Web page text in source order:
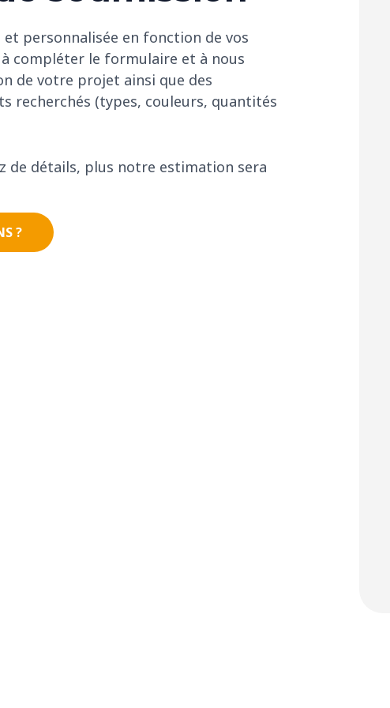
personnalisée en fonction de vos
compléter le formulaire et à nous
de votre projet ainsi que des
recherchés (types, couleurs, quantités
de détails, plus notre estimation sera
?